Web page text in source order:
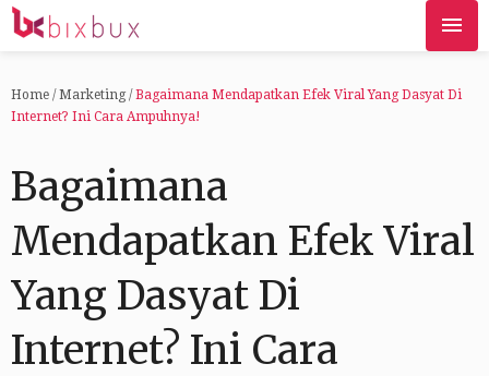
Home / Marketing/ Bagaimana Mendapatkan Efek Viral Yang Dasyat Di
Internet? Ini Cara Ampuhnya!
Bagaimana
Mendapatkan Efek Viral
Yang Dasyat Di
Internet? Ini Cara